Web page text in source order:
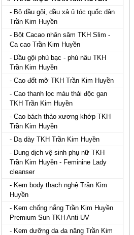
- Bộ dầu gội, dầu xả ủ tóc quốc dân
Trần Kim Huyền
- Bột Cacao nhân sâm TKH Slim -
Ca cao Trần Kim Huyền
- Dầu gội phủ bạc - phủ nâu TKH
Trần Kim Huyền
- Cao đốt mỡ TKH Trần Kim Huyền
- Cao thanh lọc máu thải độc gan
TKH Trần Kim Huyền
- Cao bách thảo xương khớp TKH
Trần Kim Huyền
- Dạ dày TKH Trần Kim Huyền
- Dung dịch vệ sinh phụ nữ TKH
Trần Kim Huyền - Feminine Lady
cleanser
- Kem body thạch nghệ Trần Kim
Huyền
- Kem chống nắng Trần Kim Huyền
Premium Sun TKH Anti UV
- Kem dưỡng da đa năng Trần Kim